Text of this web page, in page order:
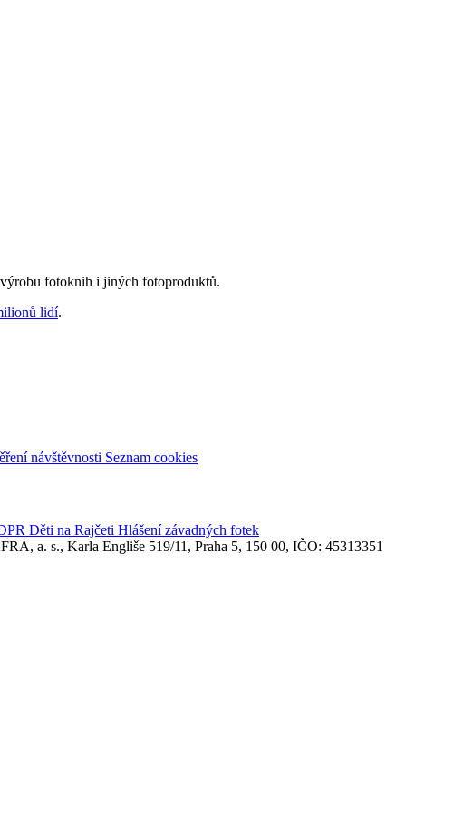
fotoknih i jiných fotoproduktů.
lidí.
návštěvnosti Seznam cookies
Děti na Rajčeti Hlášení závadných fotek
a. s., Karla Engliše 519/11, Praha 5, 150 00, IČO: 45313351